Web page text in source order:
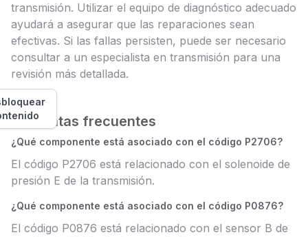
transmisión. Utilizar el equipo de diagnóstico adecuado
ayudará a asegurar que las reparaciones sean
efectivas. Si las fallas persisten, puede ser necesario
consultar a un especialista en transmisión para una
revisión más detallada.
Preguntas frecuentes
¿Qué componente está asociado con el código P2706?
El código P2706 está relacionado con el solenoide de
presión E de la transmisión.
¿Qué componente está asociado con el código P0876?
El código P0876 está relacionado con el sensor B de